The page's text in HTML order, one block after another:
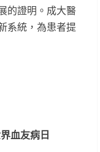
的證明。成大醫
系統，為患者提
血友病日